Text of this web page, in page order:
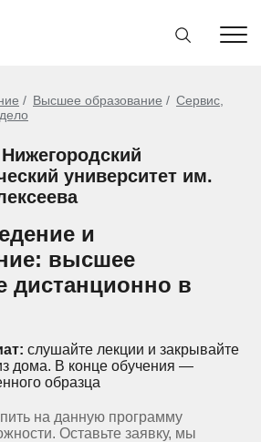
Высшее образование
Сервис,
университет им.
и
высшее
дистанционно в
слушайте лекции и закрывайте
дома. В конце обучения —
образца
на данную программу
Оставьте заявку, мы